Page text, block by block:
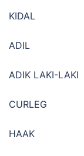
KIDAL
ADIL
ADIK LAKI-LAKI
CURLEG
HAAK